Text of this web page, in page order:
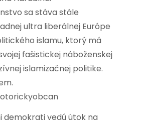
sa stáva stále
ultra liberálnej Európe
islamu, ktorý má
fašistickej náboženskej
islamizačnej politike.
demokrati vedú útok na